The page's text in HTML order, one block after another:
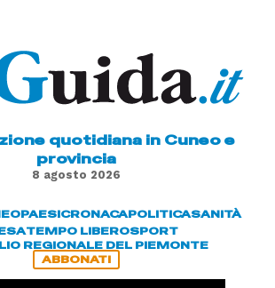
quotidiana in Cuneo e
provincia
8 agosto 2026
PAESICRONACAPOLITICASANITÀ
TEMPO LIBEROSPORT
REGIONALE DEL PIEMONTE
ABBONATI